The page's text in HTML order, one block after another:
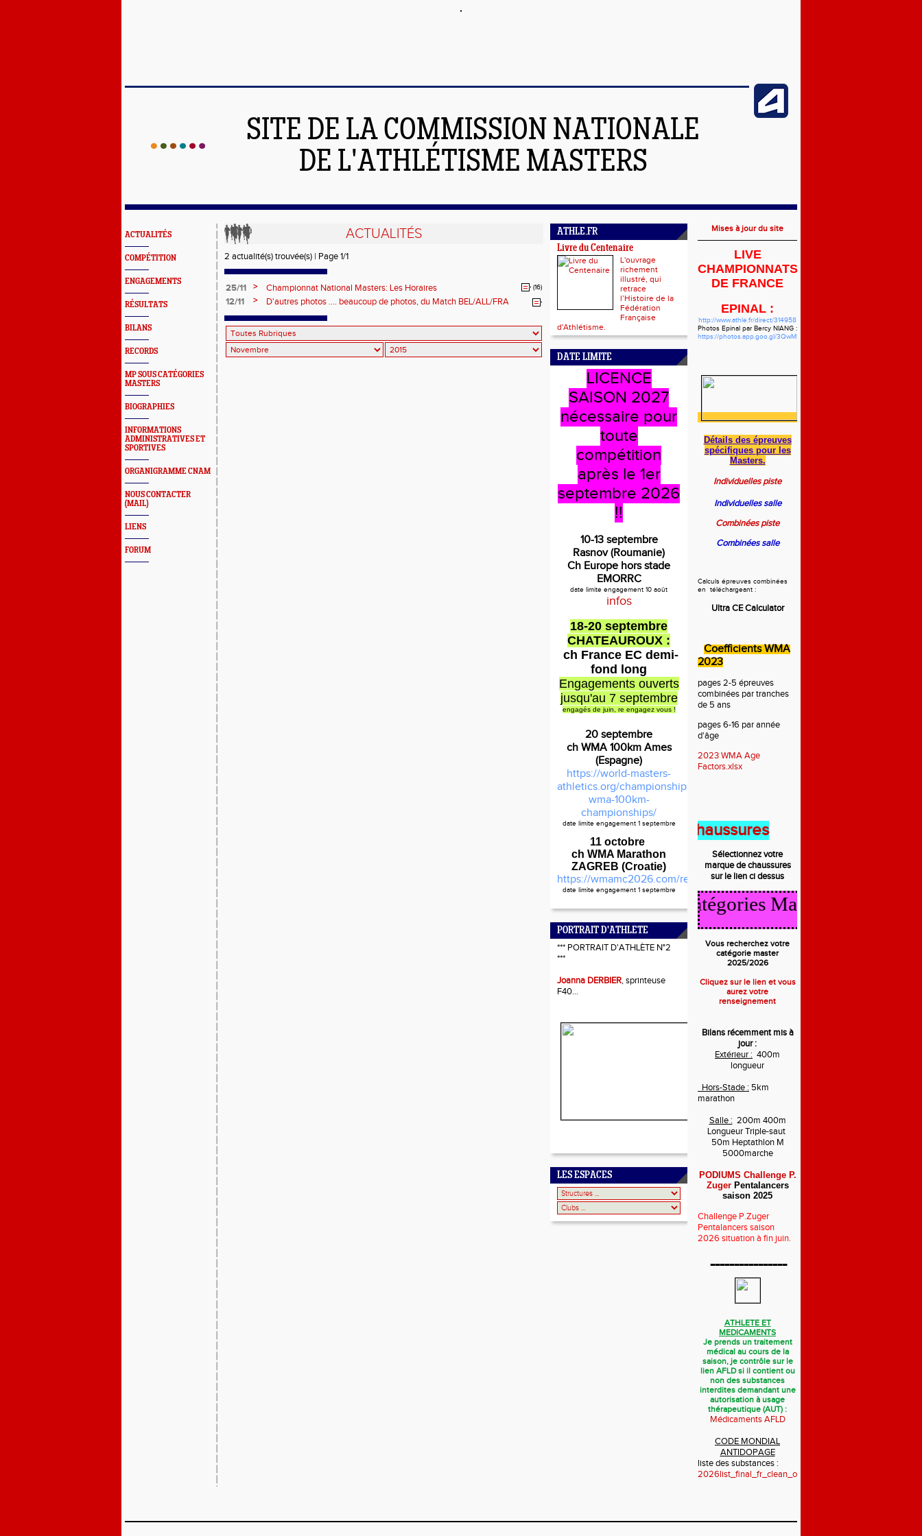
SITE DE LA COMMISSION NATIONALE
DE L'ATHLÉTISME MASTERS
ACTUALITÉS
COMPÉTITION
ENGAGEMENTS
RÉSULTATS
BILANS
RECORDS
MP SOUS CATÉGORIES
MASTERS
BIOGRAPHIES
INFORMATIONS
ADMINISTRATIVES ET
SPORTIVES
ORGANIGRAMME CNAM
NOUS CONTACTER
(MAIL)
LIENS
FORUM
ACTUALITÉS
2 actualité(s) trouvée(s) | Page 1/1
25/11 > Championnat National Masters: Les Horaires (16)
12/11 >
D'autres photos .... beaucoup de photos, du Match BEL/ALL/FRA
ATHLE.FR
Livre du Centenaire
L'ouvrage
richement
illustré, qui
retrace
l’Histoire de la
Fédération
Française
d'Athlétisme.
DATE LIMITE
LICENCE
SAISON 2027
nécessaire pour
toute
compétition
après le 1er
septembre 2026
!!
10-13 septembre
Rasnov (Roumanie)
Ch Europe hors stade
EMORRC
date limite engagement 10 août
infos
18-20 septembre
CHATEAUROUX :
ch France EC demi-
fond long
Engagements ouverts
jusqu'au 7 septembre
engagés de juin, re engagez vous !
20 septembre
ch WMA 100km Ames
(Espagne)
https://world-masters-
athletics.org/championships/2026-
wma-100km-
championships/
date limite engagement 1 septembre
11 octobre
ch WMA Marathon
ZAGREB (Croatie)
https://wmamc2026.com/register.html
date limite engagement 1 septembre
PORTRAIT D'ATHLETE
*** PORTRAIT D'ATHLÈTE N°2
***
Joanna DERBIER, sprinteuse
F40...
LES ESPACES
Mises à jour du site
LIVE
CHAMPIONNATS
DE FRANCE
EPINAL :
http://www.athle.fr/direct/314958
Photos Epinal par Bercy NIANG :
https://photos.app.goo.gl/3QwMbzgWHVdYf5pw7
Détails des épreuves
spécifiques pour les
Masters.
Individuelles piste
Individuelles salle
Combinées piste
Combinées salle
Calculs épreuves combinées
en téléchargeant :
Ultra CE Calculator
Coefficients WMA
2023
pages 2-5 épreuves
combinées par tranches
de 5 ans
pages 6-16 par année
d'âge
2023 WMA Age
Factors.xlsx
Règlement des chaussures
Sélectionnez votre
marque de chaussures
sur le lien ci dessus
Calcul Catégories Masters 2025/2026
Vous recherchez votre
catégorie master
2025/2026
Cliquez sur le lien et vous
aurez votre
renseignement
Bilans récemment mis à
jour :
Extérieur : 400m
longueur
Hors-Stade : 5km
marathon
Salle : 200m 400m
Longueur Triple-saut
50m Heptathlon M
5000marche
PODIUMS Challenge P.
ZugerPentalancers
saison 2025
Challenge P.Zuger
Pentalancers saison
2026 situation à fin juin.
----------------
ATHLETE ET
MEDICAMENTS
Je prends un traitement
médical au cours de la
saison, je contrôle sur le
lien AFLD si il contient ou
non des substances
interdites demandant une
autorisation à usage
thérapeutique (AUT) :
Médicaments AFLD
CODE MONDIAL
ANTIDOPAGE
liste des substances :
2026list_final_fr_clean_october_2025.pdf